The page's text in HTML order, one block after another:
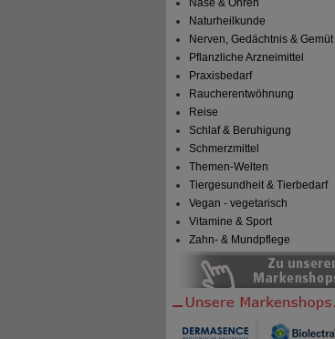
Nase & Ohren
Naturheilkunde
Nerven, Gedächtnis & Gemüt
Pflanzliche Arzneimittel
Praxisbedarf
Raucherentwöhnung
Reise
Schlaf & Beruhigung
Schmerzmittel
Themen-Welten
Tiergesundheit & Tierbedarf
Vegan - vegetarisch
Vitamine & Sport
Zahn- & Mundpflege